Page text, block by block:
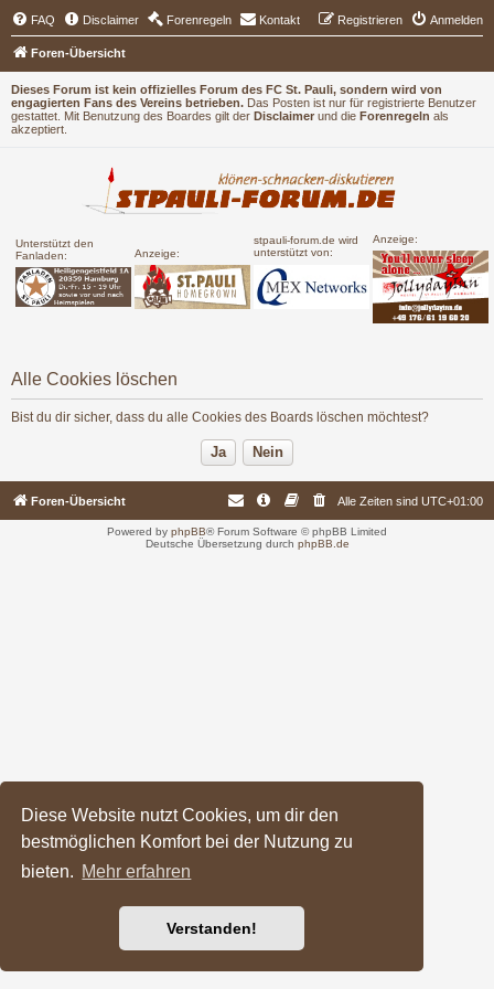
Diese Website nutzt Cookies, um dir den
bestmöglichen Komfort bei der Nutzung zu
bieten. Mehr erfahren
Verstanden!
Dieses Forum ist kein offizielles Forum des FC St. Pauli, sondern wird von
engagierten Fans des Vereins betrieben. Das Posten ist nur für registrierte Benutzer
gestattet. Mit Benutzung des Boardes gilt der Disclaimer und die Forenregeln als
akzeptiert.
Unterstützt den
Fanladen:
Anzeige:
stpauli-forum.de wird
unterstützt von:
Anzeige:
FAQ Disclaimer Forenregeln Kontakt Anmelden
Registrieren
Foren-Übersicht
Alle Cookies löschen
Bist du dir sicher, dass du alle Cookies des Boards löschen möchtest?
Foren-Übersicht Alle Zeiten sind UTC+01:00
Powered by phpBB® Forum Software © phpBB Limited
Deutsche Übersetzung durch phpBB.de